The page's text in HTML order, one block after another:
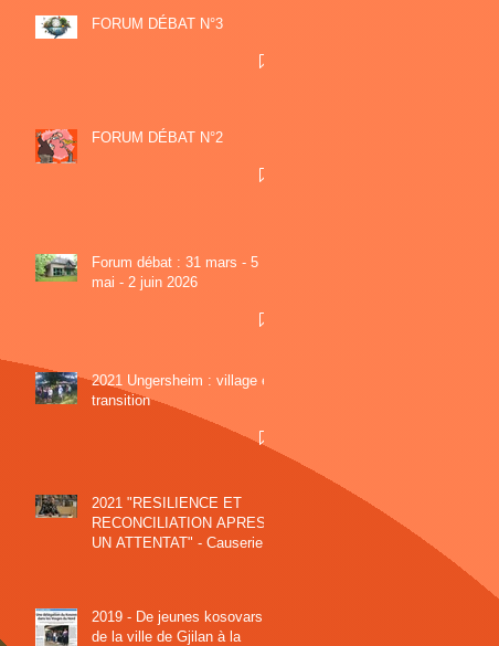
FORUM DÉBAT N°3
FORUM DÉBAT N°2
Forum débat : 31 mars - 5
mai - 2 juin 2026
2021 Ungersheim : village en
transition
2021 "RESILIENCE ET
RECONCILIATION APRES
UN ATTENTAT" - Causerie
2019 - De jeunes kosovars
de la ville de Gjilan à la